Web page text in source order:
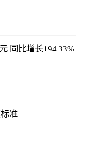
同比增长194.33%
准